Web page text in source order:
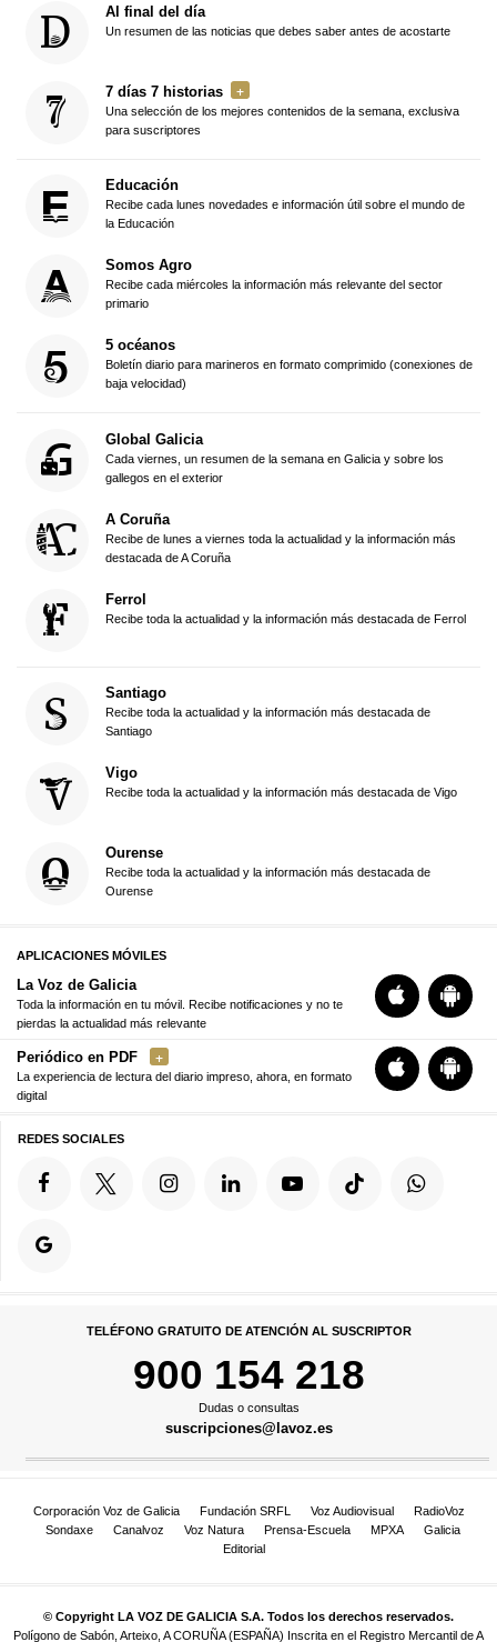
Al final del día
Un resumen de las noticias que debes saber antes de acostarte
7 días 7 historias
Una selección de los mejores contenidos de la semana, exclusiva
para suscriptores
Educación
Recibe cada lunes novedades e información útil sobre el mundo de
la Educación
Somos Agro
Recibe cada miércoles la información más relevante del sector
primario
5 océanos
Boletín diario para marineros en formato comprimido (conexiones de
baja velocidad)
Global Galicia
Cada viernes, un resumen de la semana en Galicia y sobre los
gallegos en el exterior
A Coruña
Recibe de lunes a viernes toda la actualidad y la información más
destacada de A Coruña
Ferrol
Recibe toda la actualidad y la información más destacada de Ferrol
Santiago
Recibe toda la actualidad y la información más destacada de
Santiago
Vigo
Recibe toda la actualidad y la información más destacada de Vigo
Ourense
Recibe toda la actualidad y la información más destacada de
Ourense
APLICACIONES MÓVILES
La Voz de Galicia
Toda la información en tu móvil. Recibe notificaciones y no te
pierdas la actualidad más relevante
Periódico en PDF
La experiencia de lectura del diario impreso, ahora, en formato
digital
REDES SOCIALES
TELÉFONO GRATUITO DE ATENCIÓN AL SUSCRIPTOR
900 154 218
Dudas o consultas
suscripciones@lavoz.es
Corporación Voz de Galicia Fundación SRFL Voz Audiovisual
RadioVoz
Sondaxe
Canalvoz Voz Natura Prensa-Escuela MPXA
Galicia
Editorial
© Copyright LA VOZ DE GALICIA S.A. Todos los derechos reservados.
Polígono de Sabón, Arteixo, A CORUÑA (ESPAÑA) Inscrita en el Registro Mercantil de A